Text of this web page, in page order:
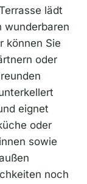
lädt
wunderbaren
können Sie
oder
eignet
oder
sowie
noch